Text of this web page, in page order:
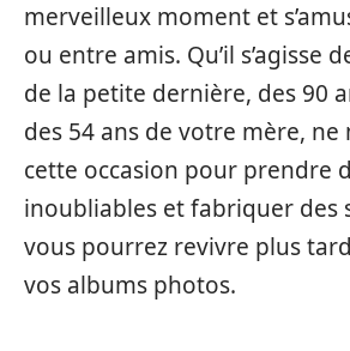
merveilleux moment et
ou entre amis. Qu’il s’agisse
de la petite dernière, des 90
des 54 ans de votre mère, ne
cette occasion pour prendre
inoubliables et fabriquer des
vous pourrez revivre plus
vos albums photos.